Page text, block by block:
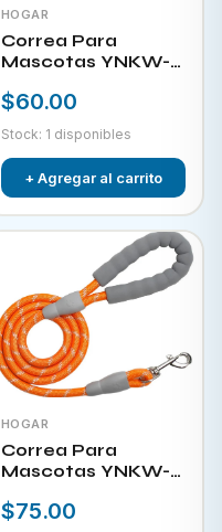
HOGAR
Correa Para
Mascotas YNKW-
$60.00
Stock: 1 disponibles
+ Agregar al carrito
HOGAR
Correa Para
Mascotas YNKW-
$75.00